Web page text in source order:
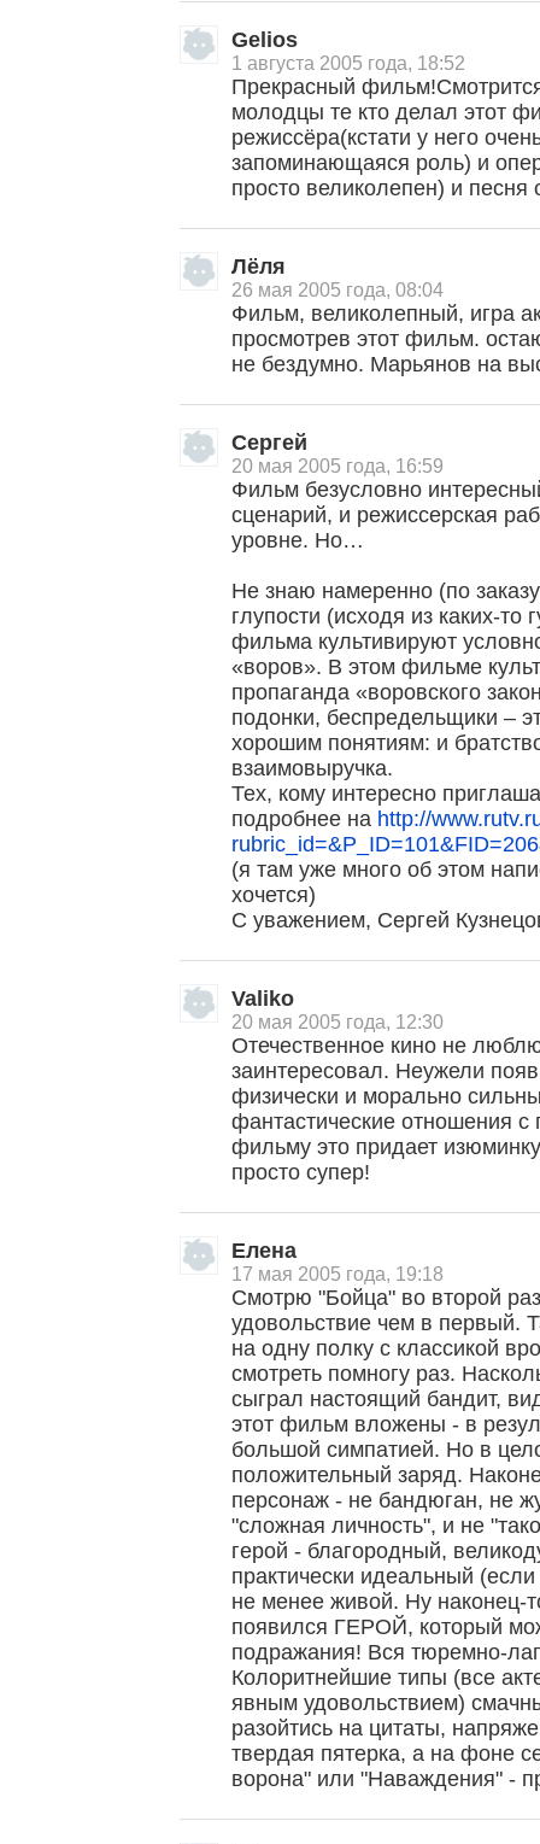
Gelios
1 августа 2005 года, 18:52
Прекрасный
молодцы те кто делал этот
режиссёра(кстати у него
запоминающаяся роль) и
просто великолепен) и песня
Лёля
26 мая 2005 года, 08:04
Фильм, великолепный, игра
просмотрев этот фильм.
не бездумно. Марьянов на
Сергей
20 мая 2005 года, 16:59
Фильм безусловно
сценарий, и режиссерская
уровне. Но…
Не знаю намеренно (по
глупости (исходя из каких-то
фильма культивируют
«воров». В этом фильме
пропаганда «воровского
подонки, беспредельщики –
хорошим понятиям: и
взаимовыручка.
Тех, кому интересно
подробнее на http://
(я там уже много об этом
хочется)
С уважением, Сергей
Valiko
20 мая 2005 года, 12:30
Отечественное кино не
заинтересовал. Неужели
физически и морально
фантастические отношения
фильму это придает
просто супер!
Елена
17 мая 2005 года, 19:18
Смотрю "Бойца" во второй
удовольствие чем в первый.
на одну полку с классикой
смотреть помногу раз.
сыграл настоящий бандит,
этот фильм вложены - в
большой симпатией. Но в
положительный заряд.
персонаж - не бандюган, не
"сложная личность", и не
герой - благородный,
практически идеальный
не менее живой. Ну наконец-
появился ГЕРОЙ, который
подражания! Вся тюремно-
Колоритнейшие типы (все
явным удовольствием)
разойтись на цитаты,
твердая пятерка, а на фоне
ворона" или "Наваждения" -